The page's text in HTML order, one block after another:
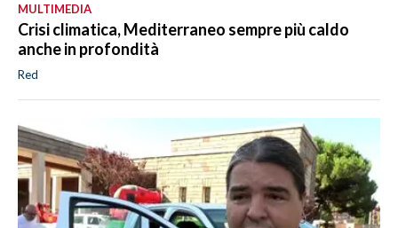
MULTIMEDIA
Crisi climatica, Mediterraneo sempre più caldo
anche in profondità
Red